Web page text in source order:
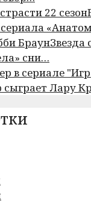
сериала
Звезда
сни…
сыграет Лару